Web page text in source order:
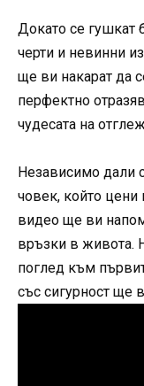
Докато се гушкат
черти и невинни
ще ви накарат да
перфектно
чудесата на
Независимо дали
човек, който цени
видео ще ви
връзки в живота.
поглед към
със сигурност ще